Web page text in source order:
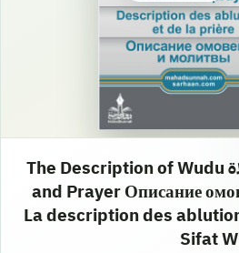
صفة الوضوء والصلاة The Description of Wudu
and Prayer Описание
La description des
Sifat